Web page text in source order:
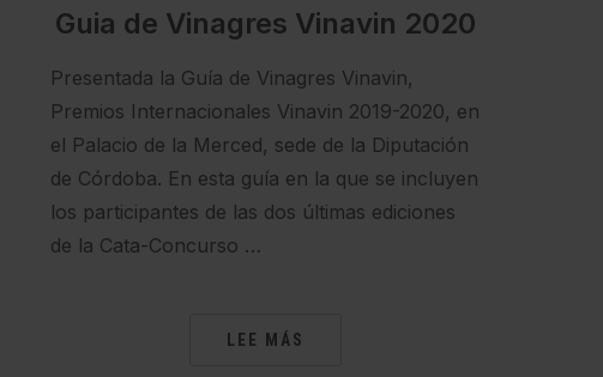
Guia de Vinagres Vinavin 2020
Presentada la Guía de Vinagres Vinavin,
Premios Internacionales Vinavin 2019-2020, en
el Palacio de la Merced, sede de la Diputación
de Córdoba. En esta guía en la que se incluyen
los participantes de las dos últimas ediciones
de la Cata-Concurso …
LEE MÁS